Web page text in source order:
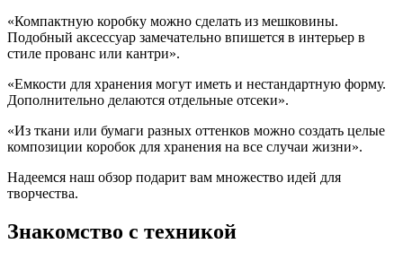
«Компактную коробку можно сделать из мешковины.
Подобный аксессуар замечательно впишется в интерьер в
стиле прованс или кантри».
«Емкости для хранения могут иметь и нестандартную форму.
Дополнительно делаются отдельные отсеки».
«Из ткани или бумаги разных оттенков можно создать целые
композиции коробок для хранения на все случаи жизни».
Надеемся наш обзор подарит вам множество идей для
творчества.
Знакомство с техникой